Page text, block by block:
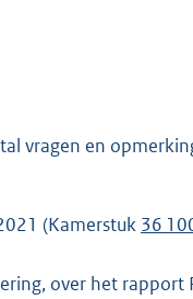
vragen en
(Kamerstuk 36
over het rapport